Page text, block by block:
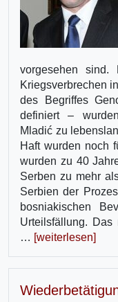
vorgesehen sind.
Kriegsverbrechen
des Begriffes
definiert –
Mladić zu
Haft wurden noch
wurden zu 40
Serben zu mehr
Serbien der
bosniakischen
Urteilsfällung.
… [weiterlesen]